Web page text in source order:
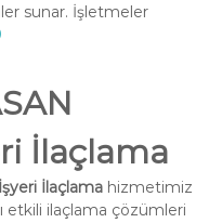
sunar. İşletmeler
İlaçlama
İlaçlamahizmetimiz
etkili ilaçlama çözümleri